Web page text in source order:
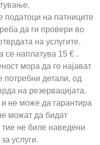
податоци на патниците
да ги провери во
на услугите.
се наплатува 15 € .
мора да го најават
потребни детали, од
на резервацијата.
не може да гарантира
можат да бидат
тие не биле наведени
услуги.